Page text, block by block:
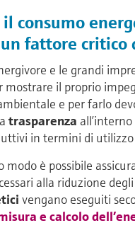
consumo
fattore critico
e le grandi
mostrare il proprio
e per farlo
trasparenza
in termini di utilizzo
modo è possibile
alla riduzione degli
vengano eseguiti
e calcolo